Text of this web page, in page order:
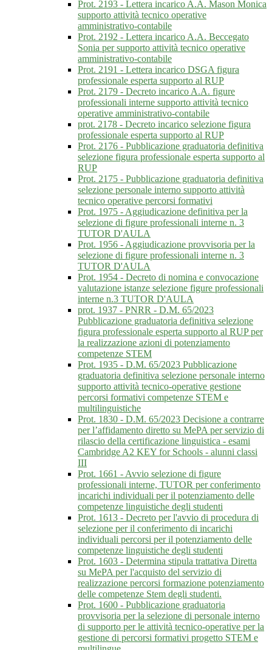
Prot. 2193 - Lettera incarico A.A. Mason Monica
supporto attività tecnico operative
amministrativo-contabile
Prot. 2192 - Lettera incarico A.A. Beccegato
Sonia per supporto attività tecnico operative
amministrativo-contabile
Prot. 2191 - Lettera incarico DSGA figura
professionale esperta supporto al RUP
Prot. 2179 - Decreto incarico A.A. figure
professionali interne supporto attività tecnico
operative amministrativo-contabile
prot. 2178 - Decreto incarico selezione figura
professionale esperta supporto al RUP
Prot. 2176 - Pubblicazione graduatoria definitiva
selezione figura professionale esperta supporto al
RUP
Prot. 2175 - Pubblicazione graduatoria definitiva
selezione personale interno supporto attività
tecnico operative percorsi formativi
Prot. 1975 - Aggiudicazione definitiva per la
selezione di figure professionali interne n. 3
TUTOR D'AULA
Prot. 1956 - Aggiudicazione provvisoria per la
selezione di figure professionali interne n. 3
TUTOR D'AULA
Prot. 1954 - Decreto di nomina e convocazione
valutazione istanze selezione figure professionali
interne n.3 TUTOR D'AULA
prot. 1937 - PNRR - D.M. 65/2023
Pubblicazione graduatoria definitiva selezione
figura professionale esperta supporto al RUP per
la realizzazione azioni di potenziamento
competenze STEM
Prot. 1935 - D.M. 65/2023 Pubblicazione
graduatoria definitiva selezione personale interno
supporto attività tecnico-operative gestione
percorsi formativi competenze STEM e
multilinguistiche
Prot. 1830 - D.M. 65/2023 Decisione a contrarre
per l’affidamento diretto su MePA per servizio di
rilascio della certificazione linguistica - esami
Cambridge A2 KEY for Schools - alunni classi
III
Prot. 1661 - Avvio selezione di figure
professionali interne, TUTOR per conferimento
incarichi individuali per il potenziamento delle
competenze linguistiche degli studenti
Prot. 1613 - Decreto per l'avvio di procedura di
selezione per il conferimento di incarichi
individuali percorsi per il potenziamento delle
competenze linguistiche degli studenti
Prot. 1603 - Determina stipula trattativa Diretta
su MePA per l'acquisto del servizio di
realizzazione percorsi formazione potenziamento
delle competenze Stem degli studenti.
Prot. 1600 - Pubblicazione graduatoria
provvisoria per la selezione di personale interno
di supporto per le attività tecnico-operative per la
gestione di percorsi formativi progetto STEM e